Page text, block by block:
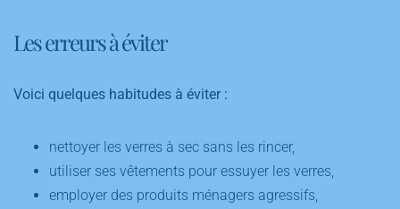
Les erreurs à éviter
Voici quelques habitudes à éviter :
nettoyer les verres à sec sans les rincer,
utiliser ses vêtements pour essuyer les verres,
employer des produits ménagers agressifs,